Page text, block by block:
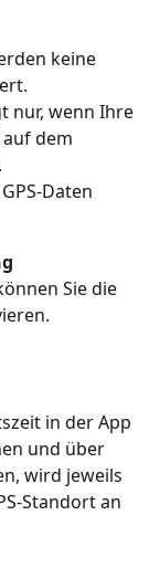
keine
nur, wenn Ihre
dem
Daten
Sie die
in der App
und über
wird jeweils
Standort an